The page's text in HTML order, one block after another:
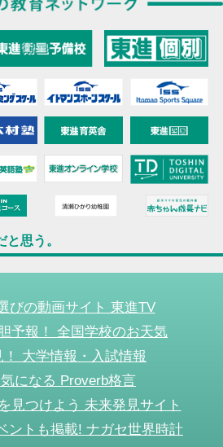
思う。
びの動画サイト 東進TV
予報！ 全国学校のお天気
！ 大学情報・入試情報
になる Proverb格言
見つけよう 未来発見サイト
ントも掲載! ナガセ世界時計